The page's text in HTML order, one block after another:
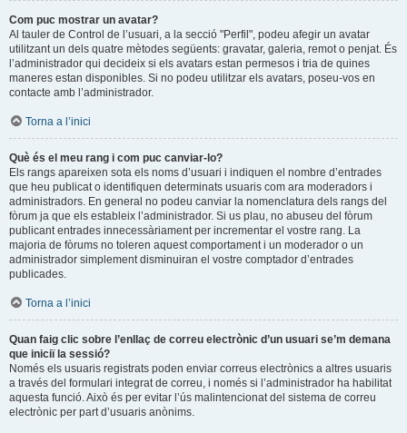
Com puc mostrar un avatar?
Al tauler de Control de l’usuari, a la secció "Perfil", podeu afegir un avatar
utilitzant un dels quatre mètodes següents: gravatar, galeria, remot o penjat. És
l’administrador qui decideix si els avatars estan permesos i tria de quines
maneres estan disponibles. Si no podeu utilitzar els avatars, poseu-vos en
contacte amb l’administrador.
Torna a l’inici
Què és el meu rang i com puc canviar-lo?
Els rangs apareixen sota els noms d’usuari i indiquen el nombre d’entrades
que heu publicat o identifiquen determinats usuaris com ara moderadors i
administradors. En general no podeu canviar la nomenclatura dels rangs del
fòrum ja que els estableix l’administrador. Si us plau, no abuseu del fòrum
publicant entrades innecessàriament per incrementar el vostre rang. La
majoria de fòrums no toleren aquest comportament i un moderador o un
administrador simplement disminuiran el vostre comptador d’entrades
publicades.
Torna a l’inici
Quan faig clic sobre l’enllaç de correu electrònic d’un usuari se’m demana
que iniciï la sessió?
Només els usuaris registrats poden enviar correus electrònics a altres usuaris
a través del formulari integrat de correu, i només si l’administrador ha habilitat
aquesta funció. Això és per evitar l’ús malintencionat del sistema de correu
electrònic per part d’usuaris anònims.